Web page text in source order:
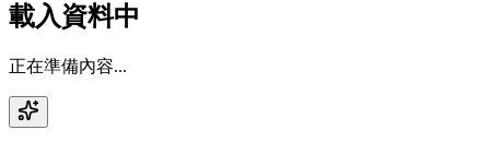
載入資料中
正在準備內容...